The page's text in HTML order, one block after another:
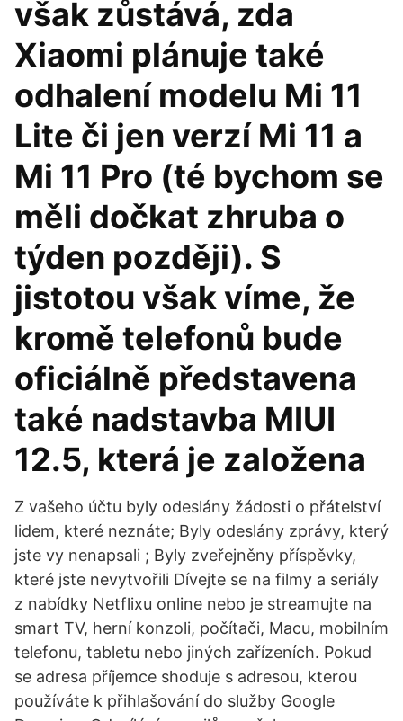
však zůstává, zda
Xiaomi plánuje také
odhalení modelu Mi 11
Lite či jen verzí Mi 11 a
Mi 11 Pro (té bychom se
měli dočkat zhruba o
týden později). S
jistotou však víme, že
kromě telefonů bude
oficiálně představena
také nadstavba MIUI
12.5, která je založena
Z vašeho účtu byly odeslány žádosti o přátelství
lidem, které neznáte; Byly odeslány zprávy, který
jste vy nenapsali ; Byly zveřejněny příspěvky,
které jste nevytvořili Dívejte se na filmy a seriály
z nabídky Netflixu online nebo je streamujte na
smart TV, herní konzoli, počítači, Macu, mobilním
telefonu, tabletu nebo jiných zařízeních. Pokud
se adresa příjemce shoduje s adresou, kterou
používáte k přihlašování do služby Google